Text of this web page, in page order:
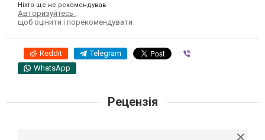
Ніхто ще не рекомендував
Авторизуйтесь
щоб оцінити і порекомендувати
Reddit Telegram
WhatsApp
Рецензія